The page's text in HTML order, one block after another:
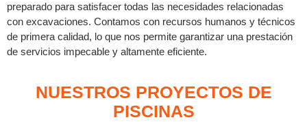
preparado para satisfacer todas las necesidades relacionadas
con excavaciones. Contamos con recursos humanos y técnicos
de primera calidad, lo que nos permite garantizar una prestación
de servicios impecable y altamente eficiente.
NUESTROS PROYECTOS DE
PISCINAS